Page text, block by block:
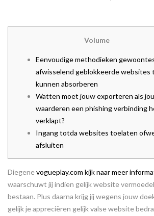
Volume
Eenvoudige methodieken
afwisselend geblokkeerde websites
kunnen absorberen
Watten moet jouw exporteren als jou
waarderen een phishing verbinding
verklapt?
Ingang totda websites toelaten
afsluiten
Diegenevogueplay.com kijk naar meer
waarschuwt jij indien gelijk website
bestaan. Plus daarna krijg jij wegens jouw
gelijk je appreciëren gelijk valse website